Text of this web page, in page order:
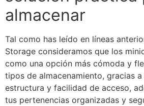
almacenar
Tal como has leído en líneas
Storage consideramos que los
como una opción más cómoda y
tipos de almacenamiento, gracias
estructura y facilidad de acceso,
tus pertenencias organizadas y